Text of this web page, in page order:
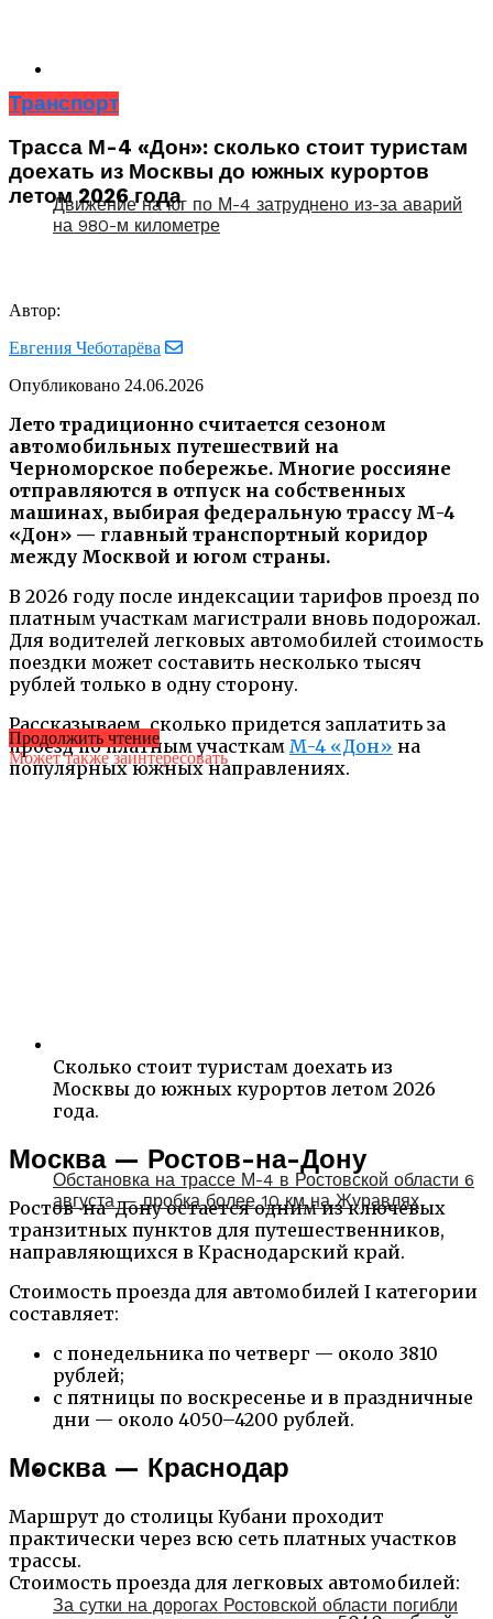
Движение на юг по М-4 затруднено из-за аварий
на 980-м километре
Транспорт
Трасса М-4 «Дон»: сколько стоит туристам
доехать из Москвы до южных курортов
летом 2026 года
Автор:
Евгения Чеботарёва
Опубликовано 24.06.2026
Лето традиционно считается сезоном
автомобильных путешествий на
Черноморское побережье. Многие россияне
отправляются в отпуск на собственных
машинах, выбирая федеральную трассу М-4
«Дон» — главный транспортный коридор
между Москвой и югом страны.
В 2026 году после индексации тарифов проезд по
платным участкам магистрали вновь подорожал.
Для водителей легковых автомобилей стоимость
поездки может составить несколько тысяч
рублей только в одну сторону.
Рассказываем, сколько придется заплатить за
проезд по платным участкам М-4 «Дон» на
популярных южных направлениях.
Сколько стоит туристам доехать из
Москвы до южных курортов летом 2026
года.
Москва — Ростов-на-Дону
Ростов-на-Дону остается одним из ключевых
транзитных пунктов для путешественников,
направляющихся в Краснодарский край.
Стоимость проезда для автомобилей I категории
составляет:
с понедельника по четверг — около 3810
рублей;
с пятницы по воскресенье и в праздничные
дни — около 4050–4200 рублей.
Москва — Краснодар
Маршрут до столицы Кубани проходит
практически через всю сеть платных участков
трассы.
Стоимость проезда для легковых автомобилей:
Продолжить чтение
Может также заинтересовать
Обстановка на трассе М-4 в Ростовской области 6
августа — пробка более 10 км на Журавлях
За сутки на дорогах Ростовской области погибли